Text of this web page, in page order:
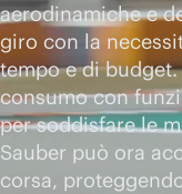
aerodinamiche e
giro con la
tempo e di
consumo con
per soddisfare le
Sauber può ora
corsa,